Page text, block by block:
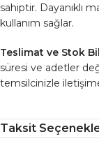
sahiptir. Dayanıklı
kullanım sağlar.
Teslimat ve Stok
süresi ve adetler
temsilcinizle
Taksit